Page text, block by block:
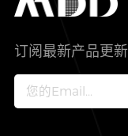
IC
智能家居
新兴行业
其他信息(PCN)
加入我们
订阅最新产品更新